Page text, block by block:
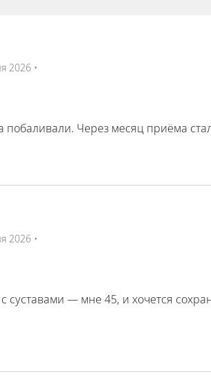
2026 •
Через месяц приёма
2026 •
— мне 45, и хочется